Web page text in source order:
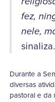
fez,
nele,
sinaliza.
Durante a
diversas
pastoral e da